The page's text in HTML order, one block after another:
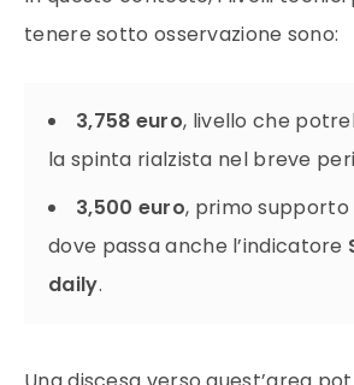
tenere sotto osservazione sono:
3,758 euro, livello che
la spinta rialzista nel breve
3,500 euro, primo supporto
dove passa anche l’indicatore
daily.